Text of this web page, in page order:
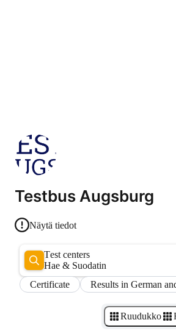
Testbus Augsburg
Näytä tiedot
Test centers
Hae & Suodatin
Certificate
Results in German
Ruudukko